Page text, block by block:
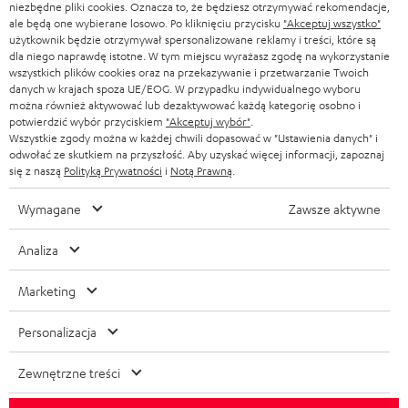
niezbędne pliki cookies. Oznacza to, że będziesz otrzymywać rekomendacje,
ale będą one wybierane losowo. Po kliknięciu przycisku "Akceptuj wszystko"
użytkownik będzie otrzymywał spersonalizowane reklamy i treści, które są
dla niego naprawdę istotne. W tym miejscu wyrażasz zgodę na wykorzystanie
wszystkich plików cookies oraz na przekazywanie i przetwarzanie Twoich
danych w krajach spoza UE/EOG. W przypadku indywidualnego wyboru
można również aktywować lub dezaktywować każdą kategorię osobno i
potwierdzić wybór przyciskiem "Akceptuj wybór"
Wszystkie zgody można w każdej chwili dopasować w "Ustawienia danych" i
odwołać ze skutkiem na przyszłość. Aby uzyskać więcej informacji, zapoznaj
się z naszą Polityką Prywatności i Notą Prawną
Wymagane Zawsze aktywne
Analiza
Marketing
Personalizacja
Zewnętrzne treści